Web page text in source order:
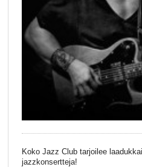
Koko Jazz Club tarjoilee
jazzkonsertteja!